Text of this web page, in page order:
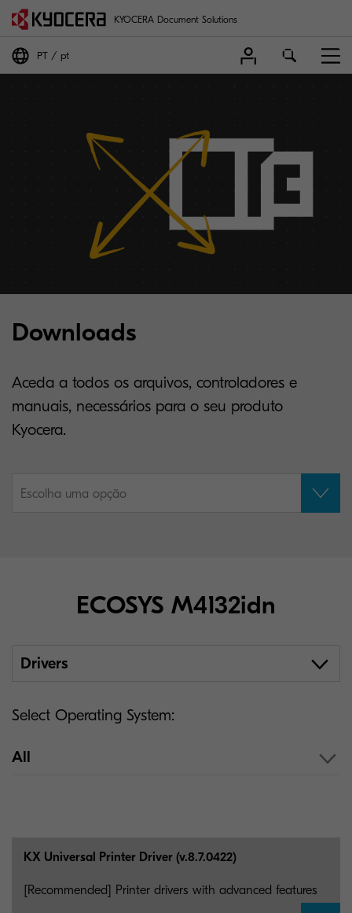
KYOCERA Document Solutions
PT pt
Downloads
Aceda a todos os arquivos, controladores e
manuais, necessários para o seu produto
Kyocera.
Escolha uma opção
ECOSYS M4132idn
Drivers
Select Operating System:
All
KX Universal Printer Driver (v.8.7.0422)
[Recommended] Printer drivers with advanced features